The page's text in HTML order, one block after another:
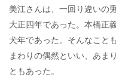
美江さんは、一回り違いの
大正四年であった。本橋正
犬年であった。そんなこと
まわりの偶然といい、あま
ともあった。